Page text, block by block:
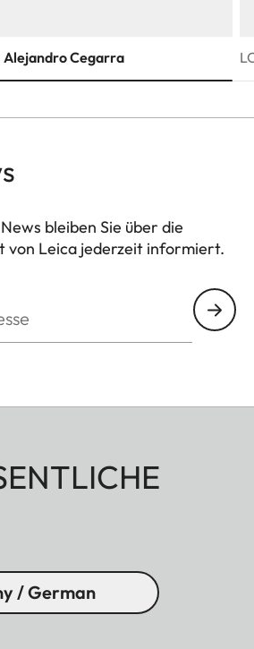
Alejandro Cegarra
bleiben Sie über die
von Leica jederzeit informiert.
/ German